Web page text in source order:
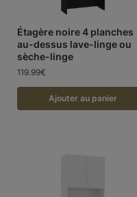
Étagère noire 4 planches
au-dessus lave-linge ou
sèche-linge
119.99€
Ajouter au panier